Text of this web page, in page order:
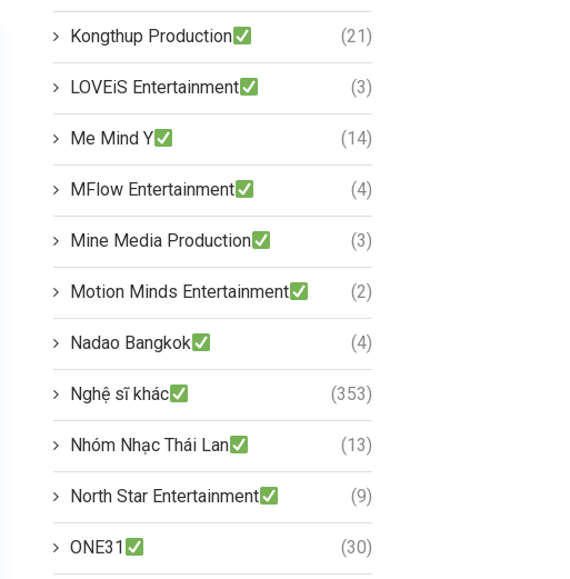
Kongthup Production (21)
LOVEiS Entertainment (3)
Me Mind Y (14)
MFlow Entertainment (4)
Mine Media Production (3)
Motion Minds Entertainment (2)
Nadao Bangkok (4)
Nghệ sĩ khác (353)
Nhóm Nhạc Thái Lan (13)
North Star Entertainment (9)
ONE31 (30)